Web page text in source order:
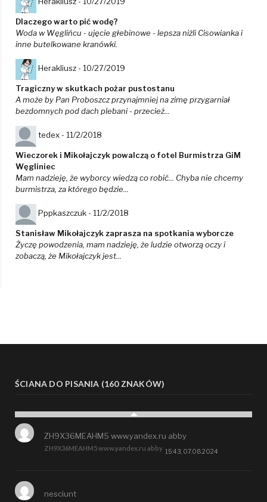
Dlaczego warto pić wodę?
Woda w Węglińcu - ujęcie głebinowe - lepsza niżli Cisowianka i
inne butelkowane kranówki.
Herakliusz - 10/27/2019
Tragiczny w skutkach pożar pustostanu
A może by Pan Proboszcz przynajmniej na zimę przygarniał
bezdomnych pod dach plebani - przecież...
tedex - 11/2/2018
Wieczorek i Mikołajczyk powalczą o fotel Burmistrza GiM
Węgliniec
Mam nadzieję, że wyborcy wiedzą co robić... Chyba nie chcemy
burmistrza, za którego będzie...
Pppkaszczuk - 11/2/2018
Stanisław Mikołajczyk zaprasza na spotkania wyborcze
Życzę powodzenia, mam nadzieję, że ludzie otworzą oczy i
zobaczą, że Mikołajczyk jest...
ŚCIANA DO PISANIA (160 ZNAKÓW)
ZH9X36MEAHM5 www.yandex.ru abby
ZH9X36MEAHM5 www.yandex.ru abby
15:43, 07.08.2024
nesciunt